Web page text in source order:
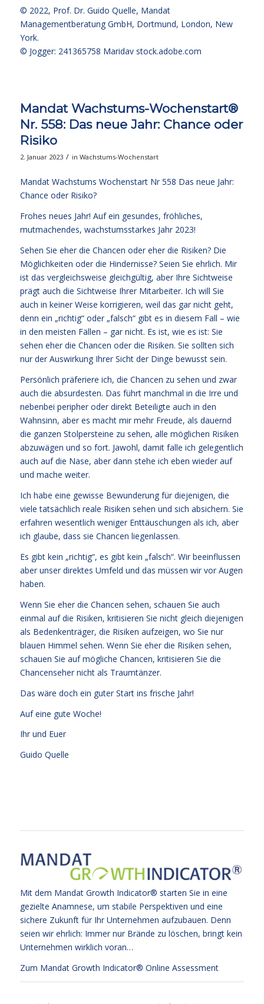
© 2022, Prof. Dr. Guido Quelle, Mandat
Managementberatung GmbH, Dortmund, London, New
York.
© Jogger: 241365758 Maridav stock.adobe.com
Mandat Wachstums-Wochenstart®
Nr. 558: Das neue Jahr: Chance oder
Risiko
2. Januar 2023 / in Wachstums-Wochenstart
Mandat Wachstums Wochenstart Nr 558 Das neue Jahr:
Chance oder Risiko?
Frohes neues Jahr! Auf ein gesundes, fröhliches,
mutmachendes, wachstumsstarkes Jahr 2023!
Sehen Sie eher die Chancen oder eher die Risiken? Die
Möglichkeiten oder die Hindernisse? Seien Sie ehrlich. Mir
ist das vergleichsweise gleichgültig, aber Ihre Sichtweise
prägt auch die Sichtweise Ihrer Mitarbeiter. Ich will Sie
auch in keiner Weise korrigieren, weil das gar nicht geht,
denn ein „richtig“ oder „falsch“ gibt es in diesem Fall – wie
in den meisten Fällen – gar nicht. Es ist, wie es ist: Sie
sehen eher die Chancen oder die Risiken. Sie sollten sich
nur der Auswirkung Ihrer Sicht der Dinge bewusst sein.
Persönlich präferiere ich, die Chancen zu sehen und zwar
auch die absurdesten. Das führt manchmal in die Irre und
nebenbei peripher oder direkt Beteiligte auch in den
Wahnsinn, aber es macht mir mehr Freude, als dauernd
die ganzen Stolpersteine zu sehen, alle möglichen Risiken
abzuwägen und so fort. Jawohl, damit falle ich gelegentlich
auch auf die Nase, aber dann stehe ich eben wieder auf
und mache weiter.
Ich habe eine gewisse Bewunderung für diejenigen, die
viele tatsächlich reale Risiken sehen und sich absichern. Sie
erfahren wesentlich weniger Enttäuschungen als ich, aber
ich glaube, dass sie Chancen liegenlassen.
Es gibt kein „richtig“, es gibt kein „falsch“. Wir beeinflussen
aber unser direktes Umfeld und das müssen wir vor Augen
haben.
Wenn Sie eher die Chancen sehen, schauen Sie auch
einmal auf die Risiken, kritisieren Sie nicht gleich diejenigen
als Bedenkenträger, die Risiken aufzeigen, wo Sie nur
blauen Himmel sehen. Wenn Sie eher die Risiken sehen,
schauen Sie auf mögliche Chancen, kritisieren Sie die
Chancenseher nicht als Traumtänzer.
Das wäre doch ein guter Start ins frische Jahr!
Auf eine gute Woche!
Ihr und Euer
Guido Quelle
Mit dem Mandat Growth Indicator® starten Sie in eine
gezielte Anamnese, um stabile Perspektiven und eine
sichere Zukunft für Ihr Unternehmen aufzubauen. Denn
seien wir ehrlich: Immer nur Brände zu löschen, bringt kein
Unternehmen wirklich voran…
Zum Mandat Growth Indicator® Online Assessment